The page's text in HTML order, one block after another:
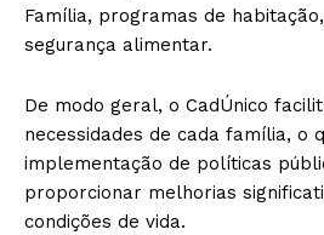
Família, programas de
segurança alimentar.
De modo geral, o CadÚnico
necessidades de cada família, o
implementação de políticas
proporcionar melhorias
condições de vida.